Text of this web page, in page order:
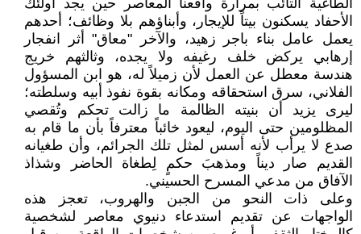
الطاغية التائب بمرارة واقعنا المعاصر حين يجد أولئك
الأحفاد يسكنون بيتاً للإيجار، وأبناؤهم بلا وظائف؛ أحدهم
يعمل عامل بناء باجر زهيد، والآخر "معاق" أثر انفجار
إرهابي يركض خلف رغيفه ولا يجده، وثالثهم خريج
هندسة معطل عن العمل لأن زميلاً له، هو ابن المسؤول
الفلاني، سرق استحقاقه ومكانه بقوة نفوذ أبيه وسلطته؛
ليرى يزيد أن بنيته الظالمة ما زالت تحكم وتُقصي
المظلومين حتى اليوم، ليعود خائباً معترفاً بأن ما قام به
صدع لا يرأب لأنه أسس لمثل تلك الجرائم، وأن طغيانه
القديم صار ديناً ومذهبَ حكمٍ لِطغاة الحاضر وشذاذ
الآفاق من مدعي المسرح الحسيني.
وعلى ذات النحو من الجبن والهروب، تعجز هذه
الواجهات عن تقديم استدعاء دنيوي معاصر لشخصية